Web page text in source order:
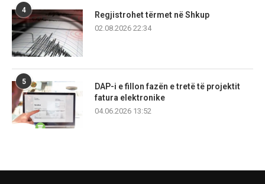
4
Regjistrohet tërmet në Shkup
02.08.2026 22:34
5
DAP-i e fillon fazën e tretë të projektit
fatura elektronike
04.06.2026 13:52